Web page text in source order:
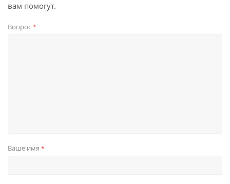
вам помогут.
Вопрос*
Ваше имя *